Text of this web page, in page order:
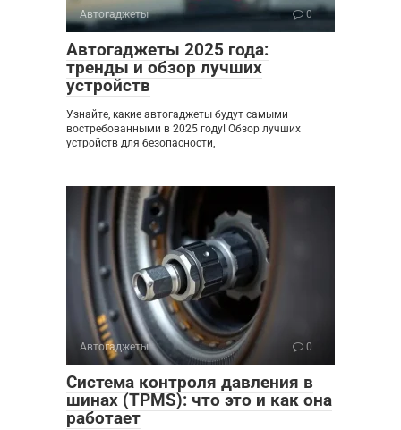
Автогаджеты 0
Автогаджеты 2025 года:
тренды и обзор лучших
устройств
Узнайте, какие автогаджеты будут самыми
востребованными в 2025 году! Обзор лучших
устройств для безопасности,
Автогаджеты 0
Система контроля давления в
шинах (TPMS): что это и как она
работает